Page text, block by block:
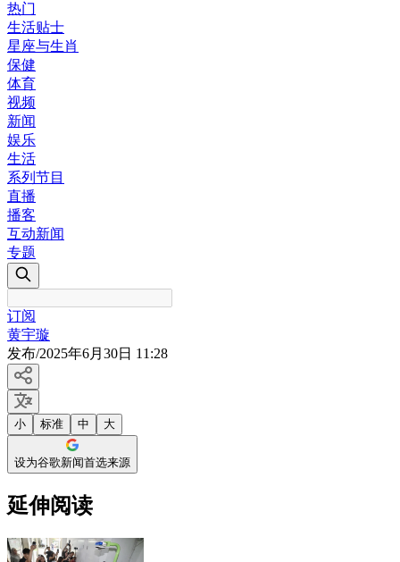
热门
生活贴士
星座与生肖
保健
体育
视频
新闻
娱乐
生活
系列节目
直播
播客
互动新闻
专题
订阅
黄宇璇
发布/2025年6月30日 11:28
小 标准 中 大
设为谷歌新闻首选来源
延伸阅读